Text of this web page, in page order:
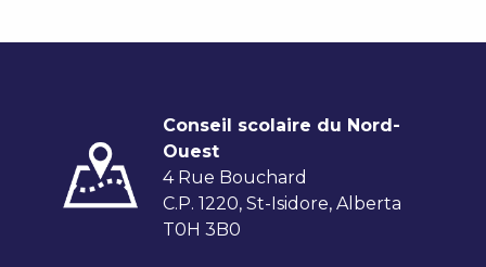
Conseil scolaire du Nord-
Ouest
4 Rue Bouchard
C.P. 1220, St-Isidore, Alberta
T0H 3B0